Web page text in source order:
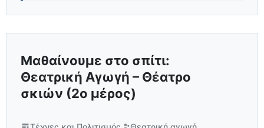
Μαθαίνουμε στο σπίτι:
Θεατρική Αγωγή – Θέατρο
σκιών (2ο μέρος)